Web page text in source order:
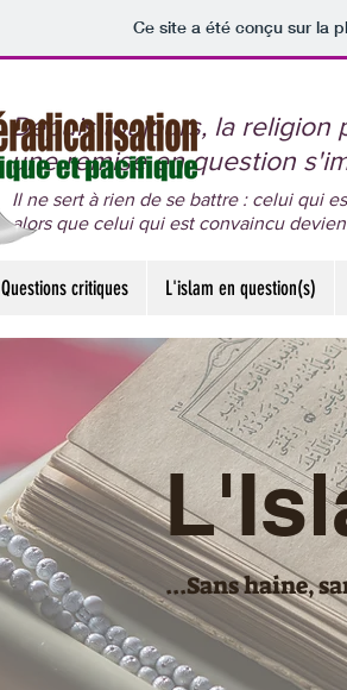
Ce site a été conçu sur la
Depuis toujours, la religion
une remise en question
Il ne sert à rien de se battre : celui qui
alors que celui qui est convaincu
Questions critiques L'islam en question(s)
...Sans haine,